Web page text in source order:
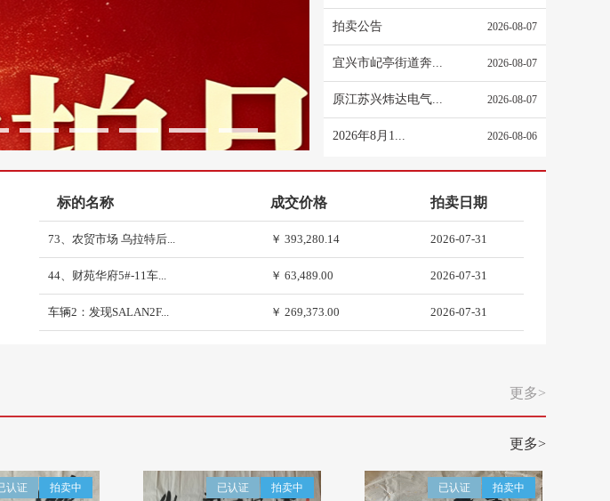
10
拍卖公告 2026-08-07
宜兴市屺亭街道奔... 2026-08-07
原江苏兴炜达电气... 2026-08-07
2026年8月1... 2026-08-06
标的名称 成交价格 拍卖日期
67、明鼎华都 临河区 ... ￥ 1,018,615.25 2026-07-31
73、农贸市场 乌拉特后... ￥ 393,280.14 2026-07-31
44、财苑华府5#-11车... ￥ 63,489.00 2026-07-31
车辆2：发现SALAN2F... ￥ 269,373.00 2026-07-31
日照市东港区海滨三路日照外... ￥ 810,000.00 2026-07-31
标的7：今典花苑小区，7号... ￥ 48,000.00 2026-07-31
更多>
更多>
拍卖中
认证 拍卖中
已认证 拍卖中
已认证